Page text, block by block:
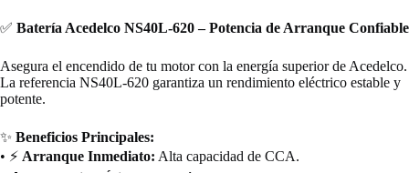
✅ Batería Acedelco NS40L-620 – Potencia de Arranque Confiable
Asegura el encendido de tu motor con la energía superior de Acedelco.
La referencia NS40L-620 garantiza un rendimiento eléctrico estable y
potente.
✨ Beneficios Principales:
• ⚡ Arranque Inmediato: Alta capacidad de CCA.